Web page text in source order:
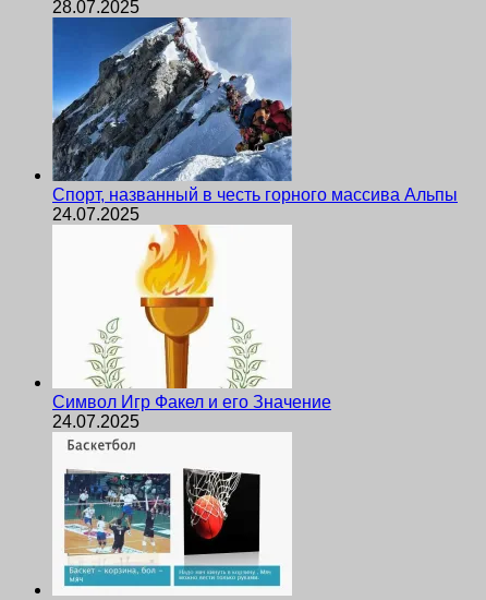
28.07.2025
Спорт, названный в честь горного массива Альпы
24.07.2025
Символ Игр Факел и его Значение
24.07.2025